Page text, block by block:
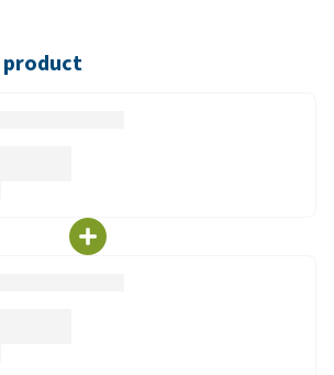
product